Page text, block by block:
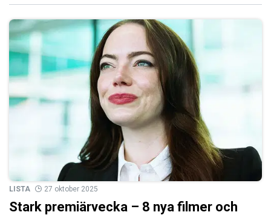
LISTA 27 oktober 2025
Stark premiärvecka – 8 nya filmer och